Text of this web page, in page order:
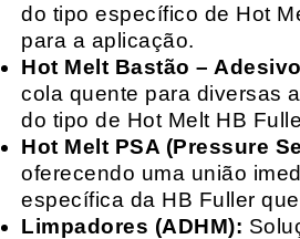
do tipo específico de Hot
para a aplicação.
Hot Melt Bastão –
cola quente para diversas
do tipo de Hot Melt HB
Hot Melt PSA (Pressure
oferecendo uma união
específica da HB Fuller
Limpadores (ADHM):